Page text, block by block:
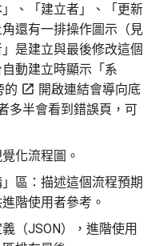
、「建立者」、「更新
還有一排操作圖示（見
是建立與最後修改這個
動建立時顯示「系
的
開啟連結會導向底
多半會看到錯誤頁，可
化流程圖。
區：描述這個流程預期
階使用者參考。
（JSON），進階使用